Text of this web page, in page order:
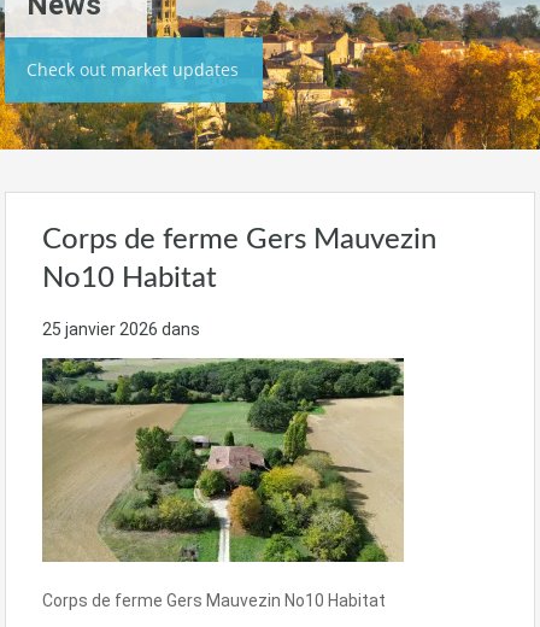
Check out market updates
Corps de ferme Gers Mauvezin
No10 Habitat
25 janvier 2026 dans
Corps de ferme Gers Mauvezin No10 Habitat